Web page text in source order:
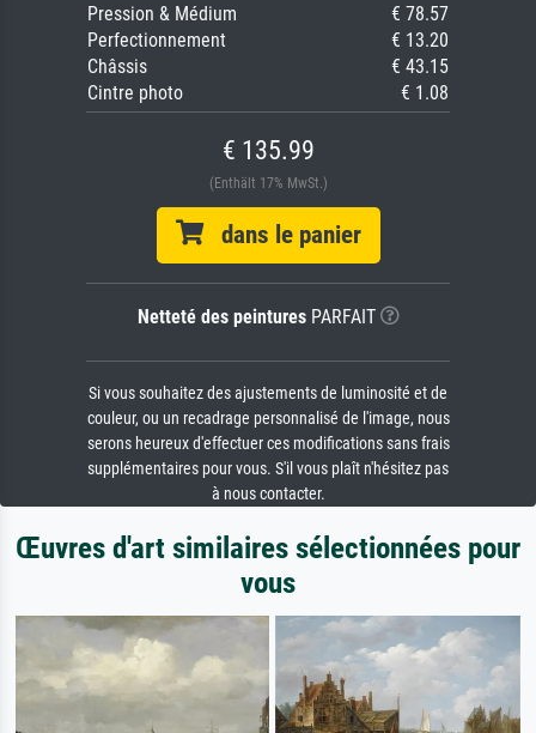
Pression & Médium
€ 78.57
Perfectionnement
€ 13.20
Châssis
€ 43.15
Cintre photo
€ 1.08
€ 135.99
(Enthält 17% MwSt.)
dans le panier
Netteté des peinturesPARFAIT
Si vous souhaitez des ajustements de luminosité et de
couleur, ou un recadrage personnalisé de l'image, nous
serons heureux d'effectuer ces modifications sans frais
supplémentaires pour vous. S'il vous plaît n'hésitez pas
à nous contacter.
Œuvres d'art similaires sélectionnées pour
vous